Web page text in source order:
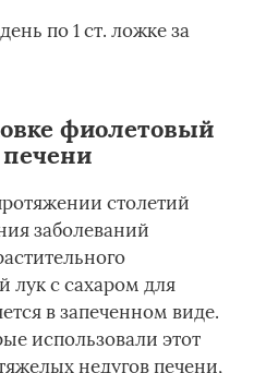
по 1 ст. ложке за
фиолетовый
столетий
заболеваний
лук с сахаром для
в запеченном виде.
использовали этот
недугов печени,